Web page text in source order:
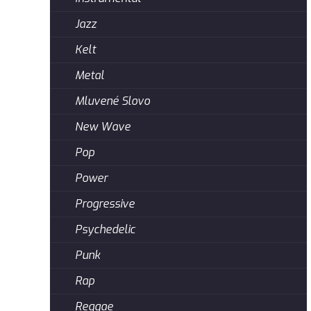
Jazz
Kelt
Metal
Mluvené Slovo
New Wave
Pop
Power
Progressive
Psychedelic
Punk
Rap
Reggae